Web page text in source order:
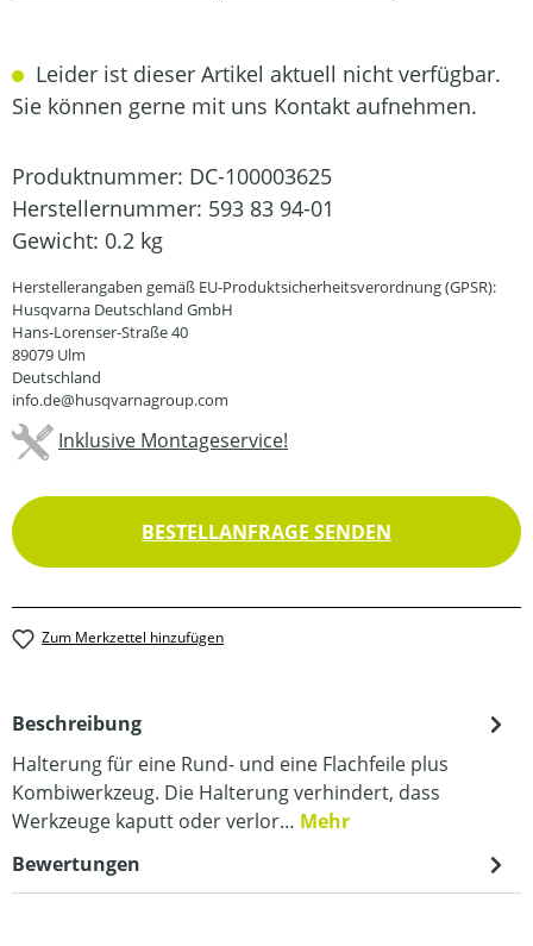
Leider ist dieser Artikel aktuell nicht verfügbar.
Sie können gerne mit uns Kontakt aufnehmen.
Produktnummer: DC-100003625
Herstellernummer: 593 83 94-01
Gewicht: 0.2 kg
Herstellerangaben gemäß EU-Produktsicherheitsverordnung (GPSR):
Husqvarna Deutschland GmbH
Hans-Lorenser-Straße 40
89079 Ulm
Deutschland
info.de@husqvarnagroup.com
Inklusive Montageservice!
BESTELLANFRAGE SENDEN
Zum Merkzettel hinzufügen
Beschreibung
Halterung für eine Rund- und eine Flachfeile plus
Kombiwerkzeug. Die Halterung verhindert, dass
Werkzeuge kaputt oder verlor… Mehr
Bewertungen